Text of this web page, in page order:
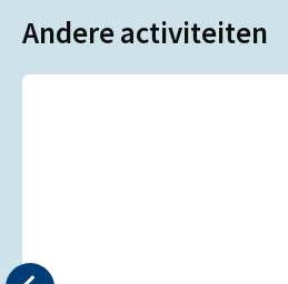
Andere activiteiten